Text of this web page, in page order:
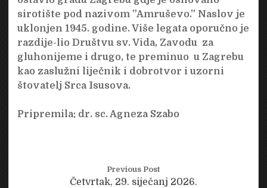
sirotište pod nazivom ”Amruševo.” Naslov je
uklonjen 1945. godine. Više legata oporučno je
razdije-lio Društvu sv. Vida, Zavodu za
gluhonijeme i drugo, te preminuo u Zagrebu
kao zaslužni liječnik i dobrotvor i uzorni
štovatelj Srca Isusova.
Pripremila: dr. sc. Agneza Szabo
Previous Post
Četvrtak, 29. siječanj 2026.